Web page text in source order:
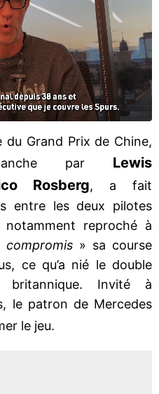
Grand Prix de Chine,
par Lewis
Rosberg, a fait
entre les deux pilotes
notamment reproché à
compromis » sa course
ce qu’a nié le double
britannique. Invité à
le patron de Mercedes
le jeu.